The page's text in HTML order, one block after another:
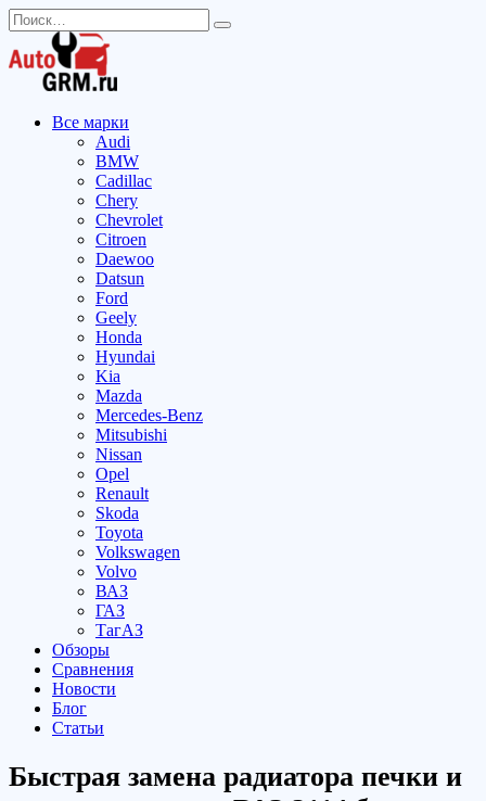
Перейти
к
содержанию
Search
for:
Все марки
Audi
BMW
Cadillac
Chery
Chevrolet
Citroen
Daewoo
Datsun
Ford
Geely
Honda
Hyundai
Kia
Mazda
Mercedes-Benz
Mitsubishi
Nissan
Opel
Renault
Skoda
Toyota
Volkswagen
Volvo
ВАЗ
ГАЗ
ТагАЗ
Обзоры
Сравнения
Новости
Блог
Статьи
Быстрая замена радиатора печки и